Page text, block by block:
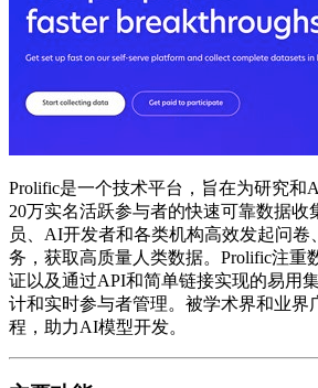
Prolific是一个技术平台，旨在为研究和
20万实名活跃参与者的快速可靠数据收
员、AI开发者和各类机构高效发起问
务，获取高质量人类数据。Prolific注重
证以及通过API和简单链接实现的易用
计和实时参与者管理。被学术界和业界
程，助力AI模型开发。